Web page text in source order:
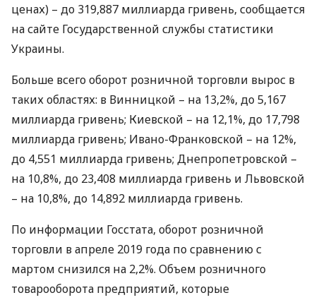
ценах) – до 319,887 миллиарда гривень, сообщается
на сайте Государственной службы статистики
Украины.
Больше всего оборот розничной торговли вырос в
таких областях: в Винницкой – на 13,2%, до 5,167
миллиарда гривень; Киевской – на 12,1%, до 17,798
миллиарда гривень; Ивано-Франковской – на 12%,
до 4,551 миллиарда гривень; Днепропетровской –
на 10,8%, до 23,408 миллиарда гривень и Львовской
– на 10,8%, до 14,892 миллиарда гривень.
По информации Госстата, оборот розничной
торговли в апреле 2019 года по сравнению с
мартом снизился на 2,2%. Объем розничного
товарооборота предприятий, которые